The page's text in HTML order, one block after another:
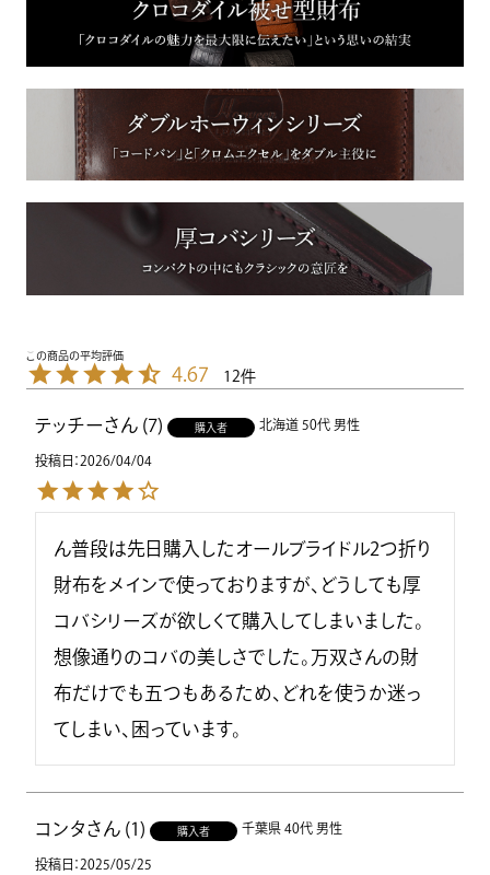
4.67 12
テッチー 7 購入者 北海道 50代 男性
投稿日 2026/04/04
ん普段は先日購入したオールブライドル2つ折り
財布をメインで使っておりますが、どうしても厚
コバシリーズが欲しくて購入してしまいました。
想像通りのコバの美しさでした。万双さんの財
布だけでも五つもあるため、どれを使うか迷っ
てしまい、困っています。
コンタ 1 購入者 千葉県 40代 男性
投稿日 2025/05/25